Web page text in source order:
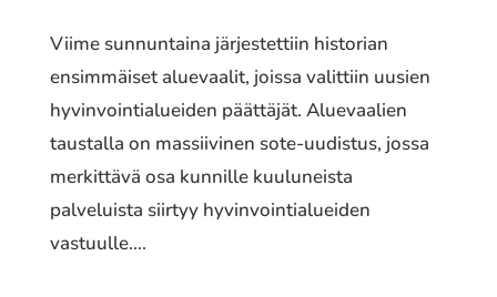
Viime sunnuntaina järjestettiin historian
ensimmäiset aluevaalit, joissa valittiin uusien
hyvinvointialueiden päättäjät. Aluevaalien
taustalla on massiivinen sote-uudistus, jossa
merkittävä osa kunnille kuuluneista
palveluista siirtyy hyvinvointialueiden
vastuulle....